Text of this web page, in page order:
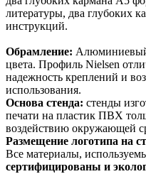
литературы, два глубоких
инструкций.
Обрамление: Алюминиевый
цвета. Профиль Nielsen
надежность креплений и
использования.
Основа стенда: стенды
печати на пластик ПВХ
воздействию окружающей
Размещение логотипа на
Все материалы,
сертифицированы и